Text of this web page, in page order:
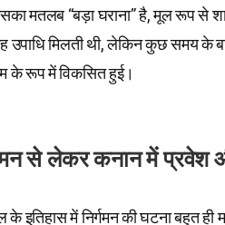
मतलब “बड़ा घराना” है, मूल रूप से
उपाधि मिलती थी, लेकिन कुछ समय के
के रूप में विकसित हुई।
से लेकर कनान में प्रवेश
के इतिहास में निर्गमन की घटना बहुत ही